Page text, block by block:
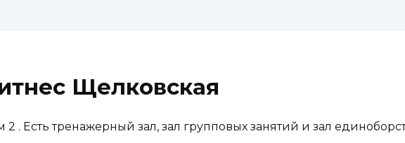
Щелковская
. Есть тренажерный зал, зал групповых занятий и зал